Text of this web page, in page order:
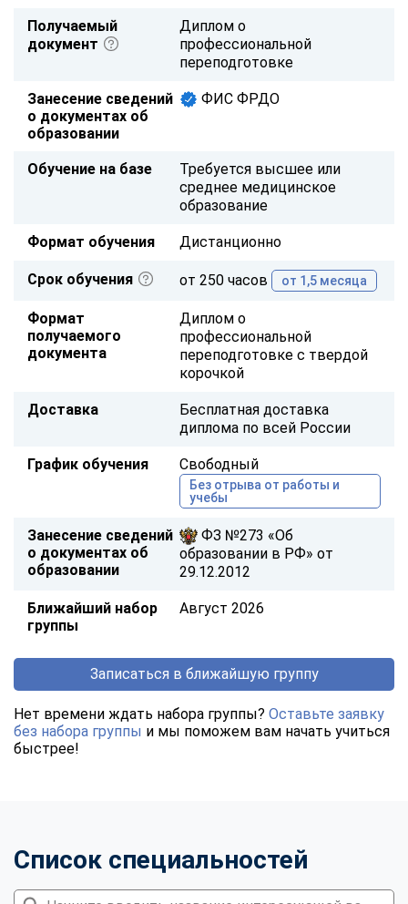
Получаемый
документ
Диплом о
профессиональной
переподготовке
Занесение сведений
о документах об
образовании
ФИС ФРДО
Обучение на базе
Требуется высшее или
среднее медицинское
образование
Формат обучения Дистанционно
Срок обучения от 250 часов от 1,5 месяца
Формат
получаемого
документа
Диплом о
профессиональной
переподготовке с твердой
корочкой
Доставка
Бесплатная доставка
диплома по всей России
График обучения Свободный
Без отрыва от работы и
учебы
Занесение сведений
о документах об
образовании
ФЗ №273 «Об
образовании в РФ» от
29.12.2012
Ближайший набор
группы
Август 2026
Записаться в ближайшую группу
Нет времени ждать набора группы? Оставьте заявку
без набора группы и мы поможем вам начать учиться
быстрее!
Список специальностей